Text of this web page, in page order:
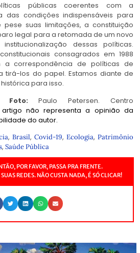
públicas coerentes com a
das condições indispensáveis para
pese suas limitações, a constituição
legal para a retomada de um novo
dessas políticas.
consagrados em 1988
correspondência de políticas de
tirá-los do papel. Estamos diante de
para isso.
Foto: Paulo Petersen. Centro
artigo não representa a opinião da
do autor.
, Brasil, Covid-19, Ecologia, Patrimônio
, Saúde Pública
POR FAVOR, PASSA PRA FRENTE.
REDES. NÃO CUSTA NADA, É SÓ CLICAR!